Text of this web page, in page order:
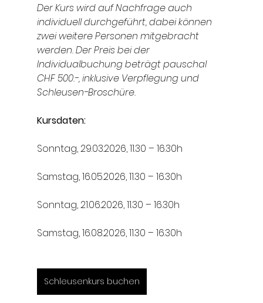
Der Kurs wird auf Nachfrage auch
individuell durchgeführt, dabei können
zwei weitere Personen mitgebracht
werden. Der Preis bei der
Individualbuchung beträgt pauschal
CHF 500.-, inklusive Verpflegung und
Schleusen-Broschüre.
Kursdaten:
Sonntag, 29.03.2026, 11.30 – 16.30h
Samstag, 16.05.2026, 11.30 – 16.30h
Sonntag, 21.06.2026, 11.30 – 16.30h
Samstag, 16.08.2026, 11.30 – 16.30h
Schleusenkurs buchen